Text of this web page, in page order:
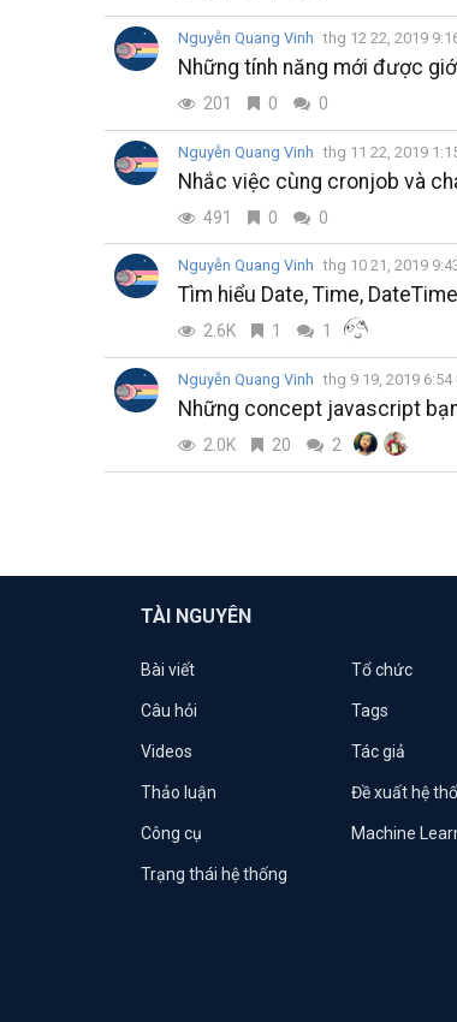
Nguyễn Quang Vinh thg 12 22, 2019
Những tính năng mới được
201 0 0
Nguyễn Quang Vinh thg 11 22, 2019
Nhắc việc cùng cronjob và
491 0 0
Nguyễn Quang Vinh thg 10 21, 2019
Tìm hiểu Date, Time,
2.6K 1 1
Nguyễn Quang Vinh thg 9 19, 2019 6:54
Những concept javascript
2.0K 20 2
TÀI NGUYÊN
Bài viết Tổ chức
Câu hỏi Tags
Videos Tác giả
Thảo luận Đề xuất hệ
Công cụ Machine
Trạng thái hệ thống